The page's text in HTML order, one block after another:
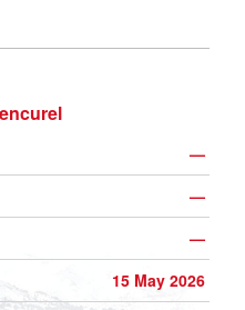
—
—
—
15 May 2026